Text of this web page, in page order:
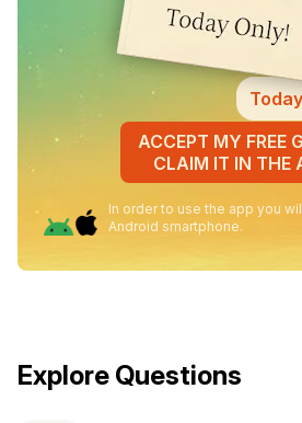
ACCEPT MY FREE
CLAIM IT IN THE
In order to use the app you
Android smartphone.
Explore Questions